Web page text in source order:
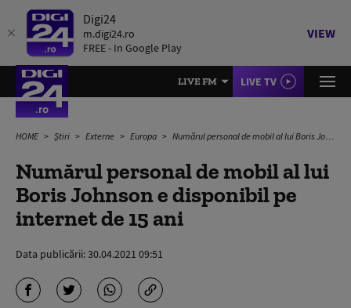
Digi24
m.digi24.ro
FREE - In Google Play
VIEW
LIVE FM LIVE TV
HOME Știri Externe Europa Numărul personal de mobil al lui Boris Johnson e disponibil pe internet de 15 ani
Numărul personal de mobil al lui
Boris Johnson e disponibil pe
internet de 15 ani
Data publicării:30.04.2021 09:51